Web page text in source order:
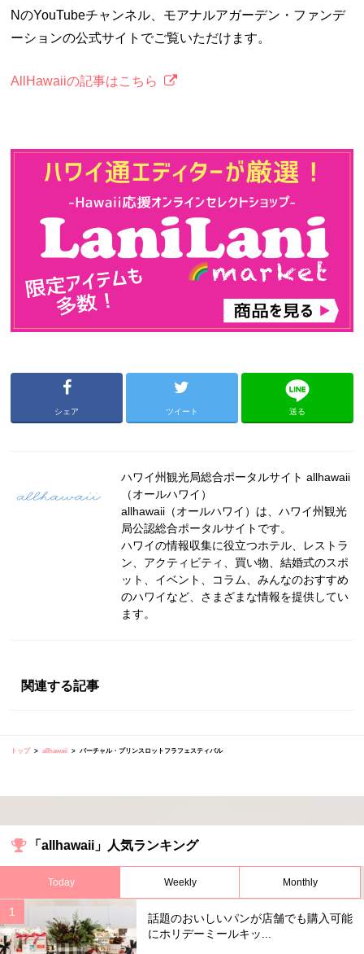
NのYouTubeチャンネル、モアナルアガーデン・ファンデ
ーションの公式サイトでご覧いただけます。
AllHawaiiの記事はこちら
シェア ツイート 送る
ハワイ州観光局総合ポータルサイト allhawaii
（オールハワイ）
allhawaii（オールハワイ）は、ハワイ州観光
局公認総合ポータルサイトです。
ハワイの情報収集に役立つホテル、レストラ
ン、アクティビティ、買い物、結婚式のスポ
ット、イベント、コラム、みんなのおすすめ
のハワイなど、さまざまな情報を提供してい
ます。
関連する記事
トップ allhawaii バーチャル・プリンスロットフラフェスティバル
「allhawaii」人気ランキング
Today Weekly Monthly
話題のおいしいパンが店舗でも購入可能
にホリデーミールキッ...